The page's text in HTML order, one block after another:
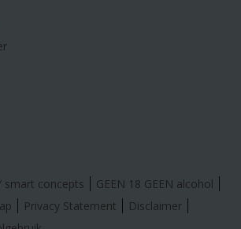
smart concepts
GEEN 18 GEEN alcohol
Privacy Statement
Disclaimer